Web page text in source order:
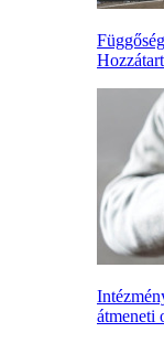
átmeneti